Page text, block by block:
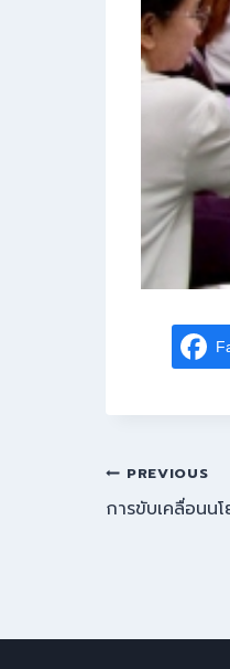
PREVIOUS
การขับเคลื่อนน